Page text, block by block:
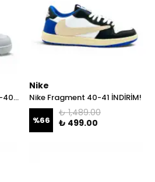
Nike Court Beyaz High 39-40 İNDİRİM!
Nike
Nike Fragment 40-41 İNDİRİM!
%66
₺ 1,489.00
₺ 499.00
Ödemek İstiyorum
ve tanıtım ile ilgili iletişim almayı kabul
ve kabul ettiğinizi onaylarsınız.